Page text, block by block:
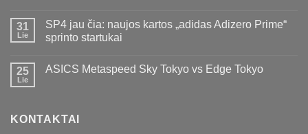
31
Lie
SP4 jau čia: naujos kartos „adidas Adizero Prime“
sprinto startukai
25
Lie
ASICS Metaspeed Sky Tokyo vs Edge Tokyo
KONTAKTAI